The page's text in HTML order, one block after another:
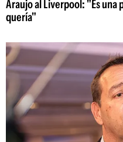
Araujo al Liverpool: "Es
quería"